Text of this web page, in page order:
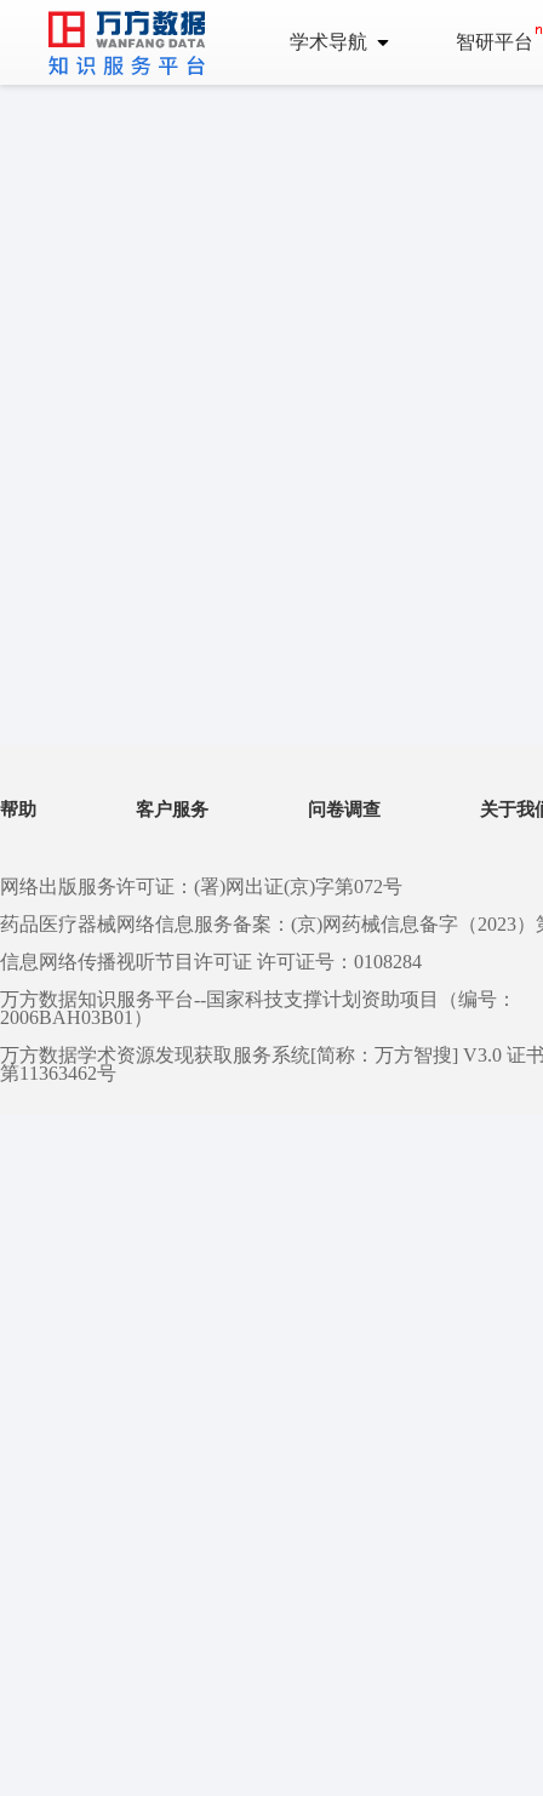
学术导航 智研平台
帮助 客户服务 问卷调查 关于我
网络出版服务许可证：(署)网出证(京)字第072号
药品医疗器械网络信息服务备案：(京)网药械信息备字（2023）
信息网络传播视听节目许可证 许可证号：0108284
万方数据知识服务平台--国家科技支撑计划资助项目（编号：
2006BAH03B01）
万方数据学术资源发现获取服务系统[简称：万方智搜] V3.0 证
第11363462号